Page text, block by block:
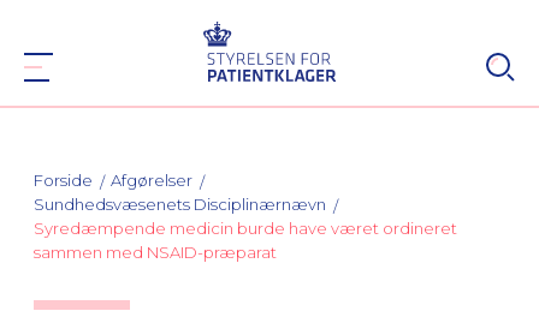
Forside
Afgørelser
Sundhedsvæsenets Disciplinærnævn
Syredæmpende medicin burde have været ordineret
sammen med NSAID-præparat